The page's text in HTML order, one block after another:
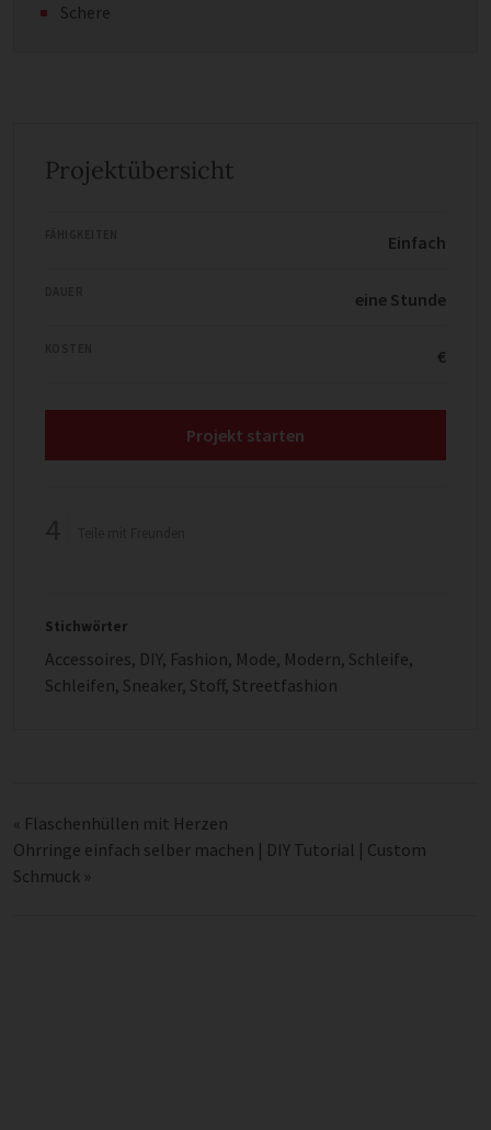
Schere
Projektübersicht
Einfach
eine Stunde
€
Projekt starten
Stichwörter
Accessoires, DIY, Fashion, Mode, Modern, Schleife,
Schleifen, Sneaker, Stoff, Streetfashion
« Flaschenhüllen mit Herzen
Ohrringe einfach selber machen | DIY Tutorial | Custom
Schmuck »